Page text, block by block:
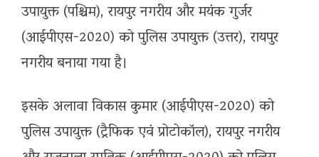
उपायुक्त (पश्चिम), रायपुर नगरीय और मयंक गुर्जर
(आईपीएस-2020) को पुलिस उपायुक्त (उत्तर), रायपुर
नगरीय बनाया गया है।
इसके अलावा विकास कुमार (आईपीएस-2020) को
पुलिस उपायुक्त (ट्रैफिक एवं प्रोटोकॉल), रायपुर नगरीय